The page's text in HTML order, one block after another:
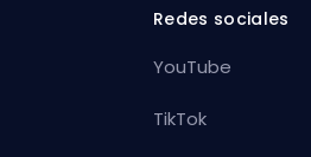
Redes sociales
YouTube
TikTok